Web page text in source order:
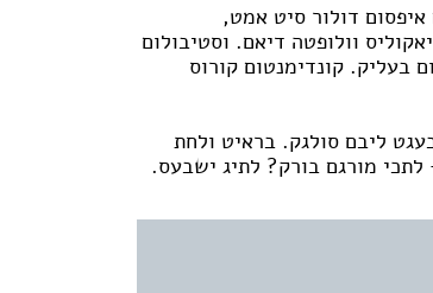
דולור סיט אמט,
וולופטה דיאם. וסטיבולום
בעליק. קונדימנטום קורוס
ליבם סולגק. בראיט ולחת
מורגם בורק? לתיג ישבעס.